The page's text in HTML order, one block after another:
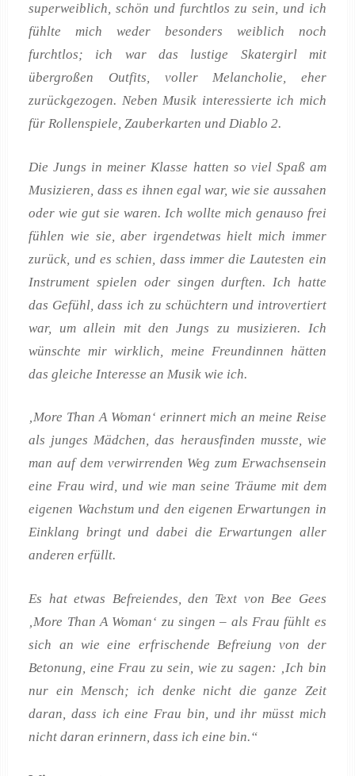
superweiblich, schön und furchtlos zu sein, und ich
fühlte mich weder besonders weiblich noch
furchtlos; ich war das lustige Skatergirl mit
übergroßen Outfits, voller Melancholie, eher
zurückgezogen. Neben Musik interessierte ich mich
für Rollenspiele, Zauberkarten und Diablo 2.
Die Jungs in meiner Klasse hatten so viel Spaß am
Musizieren, dass es ihnen egal war, wie sie aussahen
oder wie gut sie waren. Ich wollte mich genauso frei
fühlen wie sie, aber irgendetwas hielt mich immer
zurück, und es schien, dass immer die Lautesten ein
Instrument spielen oder singen durften. Ich hatte
das Gefühl, dass ich zu schüchtern und introvertiert
war, um allein mit den Jungs zu musizieren. Ich
wünschte mir wirklich, meine Freundinnen hätten
das gleiche Interesse an Musik wie ich.
‚More Than A Woman‘ erinnert mich an meine Reise
als junges Mädchen, das herausfinden musste, wie
man auf dem verwirrenden Weg zum Erwachsensein
eine Frau wird, und wie man seine Träume mit dem
eigenen Wachstum und den eigenen Erwartungen in
Einklang bringt und dabei die Erwartungen aller
anderen erfüllt.
Es hat etwas Befreiendes, den Text von Bee Gees
‚More Than A Woman‘ zu singen – als Frau fühlt es
sich an wie eine erfrischende Befreiung von der
Betonung, eine Frau zu sein, wie zu sagen: ‚Ich bin
nur ein Mensch; ich denke nicht die ganze Zeit
daran, dass ich eine Frau bin, und ihr müsst mich
nicht daran erinnern, dass ich eine bin.“